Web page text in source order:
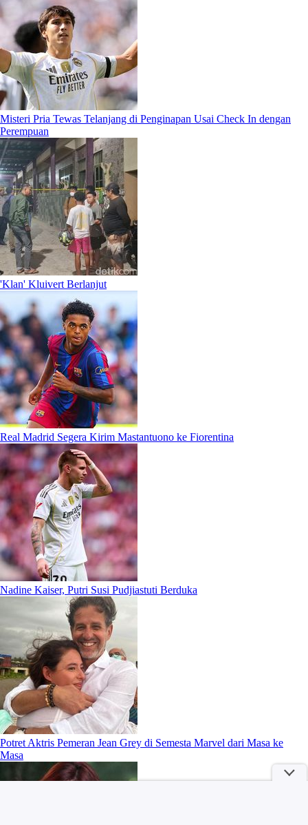
Misteri Pria Tewas Telanjang di Penginapan Usai Check In dengan
Perempuan
'Klan' Kluivert Berlanjut
Real Madrid Segera Kirim Mastantuono ke Fiorentina
Nadine Kaiser, Putri Susi Pudjiastuti Berduka
Potret Aktris Pemeran Jean Grey di Semesta Marvel dari Masa ke
Masa